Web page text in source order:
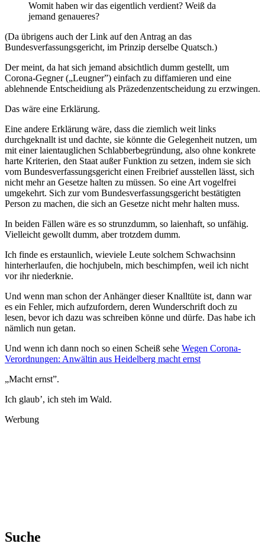
Womit haben wir das eigentlich verdient? Weiß da
jemand genaueres?
(Da übrigens auch der Link auf den Antrag an das
Bundesverfassungsgericht, im Prinzip derselbe Quatsch.)
Der meint, da hat sich jemand absichtlich dumm gestellt, um
Corona-Gegner („Leugner”) einfach zu diffamieren und eine
ablehnende Entscheidiung als Präzedenzentscheidung zu erzwingen.
Das wäre eine Erklärung.
Eine andere Erklärung wäre, dass die ziemlich weit links
durchgeknallt ist und dachte, sie könnte die Gelegenheit nutzen, um
mit einer laientauglichen Schlabberbegründung, also ohne konkrete
harte Kriterien, den Staat außer Funktion zu setzen, indem sie sich
vom Bundesverfassungsgericht einen Freibrief ausstellen lässt, sich
nicht mehr an Gesetze halten zu müssen. So eine Art vogelfrei
umgekehrt. Sich zur vom Bundesverfassungsgericht bestätigten
Person zu machen, die sich an Gesetze nicht mehr halten muss.
In beiden Fällen wäre es so strunzdumm, so laienhaft, so unfähig.
Vielleicht gewollt dumm, aber trotzdem dumm.
Ich finde es erstaunlich, wieviele Leute solchem Schwachsinn
hinterherlaufen, die hochjubeln, mich beschimpfen, weil ich nicht
vor ihr niederknie.
Und wenn man schon der Anhänger dieser Knalltüte ist, dann war
es ein Fehler, mich aufzufordern, deren Wunderschrift doch zu
lesen, bevor ich dazu was schreiben könne und dürfe. Das habe ich
nämlich nun getan.
Und wenn ich dann noch so einen Scheiß sehe Wegen Corona-
Verordnungen: Anwältin aus Heidelberg macht ernst
„Macht ernst”.
Ich glaub’, ich steh im Wald.
Werbung
Suche